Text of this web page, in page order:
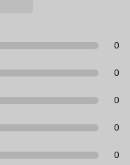
0
0
0
0
0